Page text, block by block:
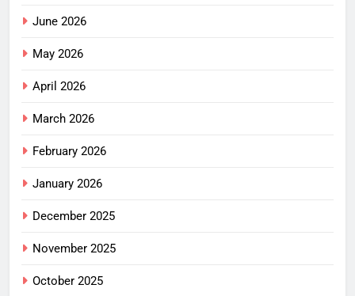
June 2026
May 2026
April 2026
March 2026
February 2026
January 2026
December 2025
November 2025
October 2025